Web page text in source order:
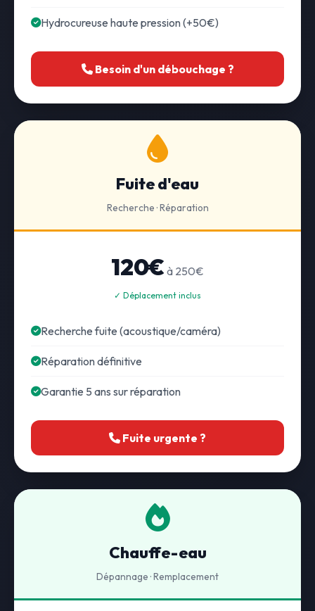
Hydrocureuse haute pression (+50€)
Besoin d'un débouchage ?
Fuite d'eau
Recherche · Réparation
120€ à 250€
✓ Déplacement inclus
Recherche fuite (acoustique/caméra)
Réparation définitive
Garantie 5 ans sur réparation
Fuite urgente ?
Chauffe-eau
Dépannage · Remplacement